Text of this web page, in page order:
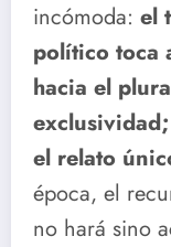
incómoda: el
político toca
hacia el
el relato
época, el
no hará sino